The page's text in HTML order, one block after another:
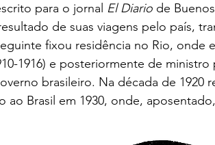
para o jornal El Diario de
de suas viagens pelo país,
fixou residência no Rio, onde
1916) e posteriormente de
brasileiro. Na década de 1920
ao Brasil em 1930, onde,